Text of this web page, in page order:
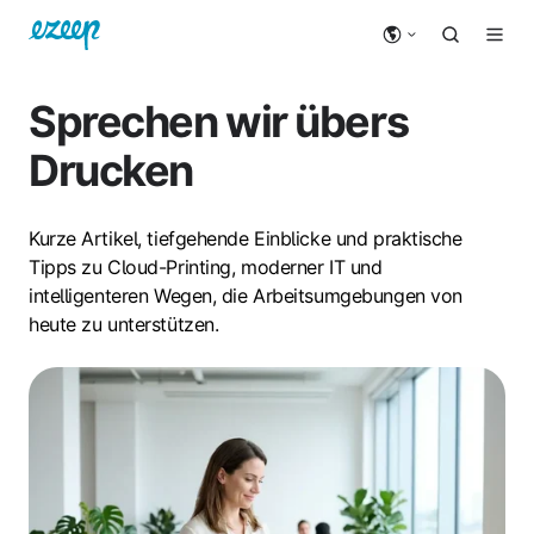
Sprechen wir übers
Drucken
Kurze Artikel, tiefgehende Einblicke und praktische
Tipps zu Cloud-Printing, moderner IT und
intelligenteren Wegen, die Arbeitsumgebungen von
heute zu unterstützen.